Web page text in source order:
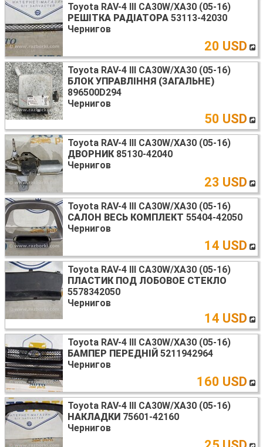
Toyota RAV-4 III CA30W/XA30 (05-16)
РЕШІТКА РАДІАТОРА 53113-42030
Чернигов
20 USD
Toyota RAV-4 III CA30W/XA30 (05-16)
БЛОК УПРАВЛІННЯ (ЗАГАЛЬНЕ)
896500D294
Чернигов
50 USD
Toyota RAV-4 III CA30W/XA30 (05-16)
ДВОРНИК85130-42040
Чернигов
23 USD
Toyota RAV-4 III CA30W/XA30 (05-16)
САЛОН ВЕСЬ КОМПЛЕКТ 55404-42050
Чернигов
14 USD
Toyota RAV-4 III CA30W/XA30 (05-16)
ПЛАСТИК ПОД ЛОБОВОЕ СТЕКЛО
5578342050
Чернигов
14 USD
Toyota RAV-4 III CA30W/XA30 (05-16)
БАМПЕР ПЕРЕДНІЙ 5211942964
Чернигов
160 USD
Toyota RAV-4 III CA30W/XA30 (05-16)
НАКЛАДКИ 75601-42160
Чернигов